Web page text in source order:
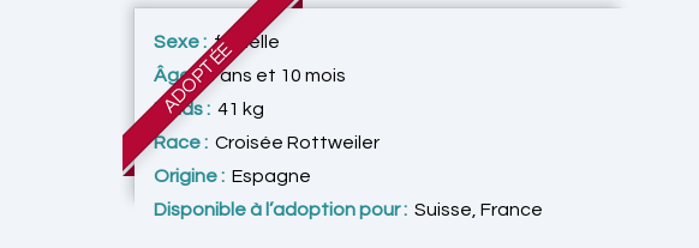
ADOPTÉE
Sexe : femelle
Âge :9 ans et 10 mois
Poids : 41 kg
Race : Croisée Rottweiler
Origine : Espagne
Disponible à l’adoption pour : Suisse, France